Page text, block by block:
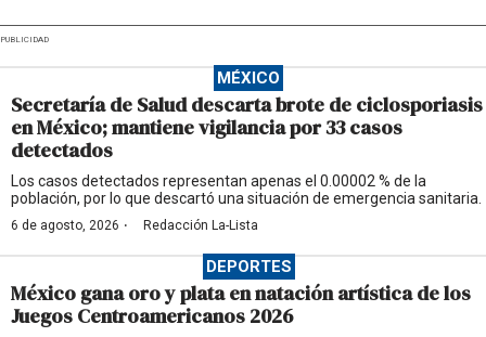
PUBLICIDAD
MÉXICO
Secretaría de Salud descarta brote de ciclosporiasis
en México; mantiene vigilancia por 33 casos
detectados
Los casos detectados representan apenas el 0.00002 % de la
población, por lo que descartó una situación de emergencia sanitaria.
6 de agosto, 2026 · Redacción La-Lista
DEPORTES
México gana oro y plata en natación artística de los
Juegos Centroamericanos 2026